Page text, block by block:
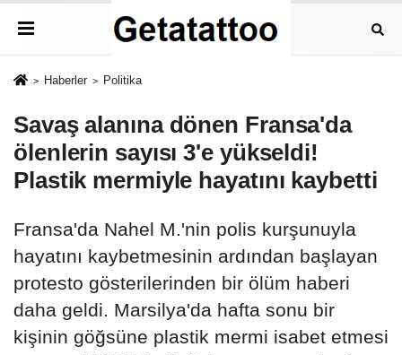
Haberler Politika
Savaş alanına dönen Fransa'da
ölenlerin sayısı 3'e yükseldi!
Plastik mermiyle hayatını kaybetti
Fransa'da Nahel M.'nin polis kurşunuyla
hayatını kaybetmesinin ardından başlayan
protesto gösterilerinden bir ölüm haberi
daha geldi. Marsilya'da hafta sonu bir
kişinin göğsüne plastik mermi isabet etmesi